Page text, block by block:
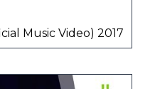
Music Video) 2017